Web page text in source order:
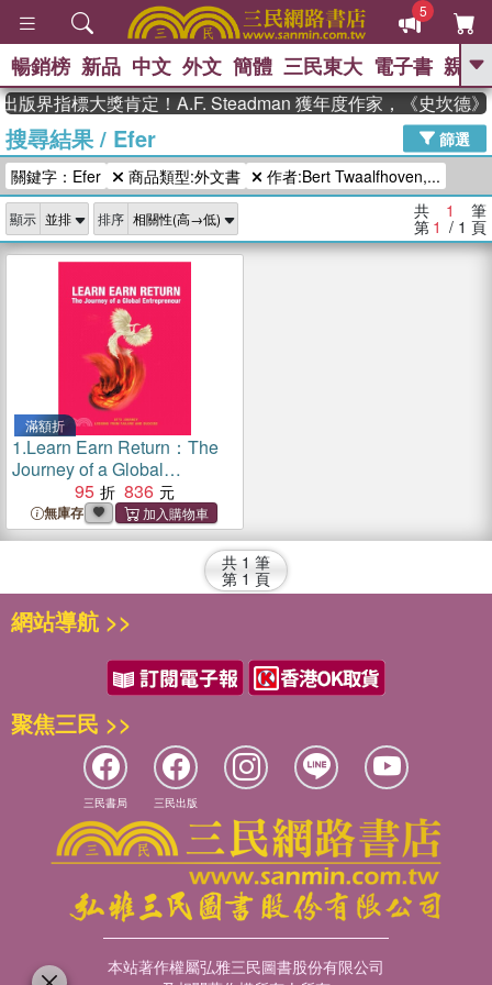
5
GO
高希均教授回憶錄
、 The Odyssey 、 父親節 、 如果歷
史是一群喵 、 暑期推薦 、 國際布克
獎 臺灣漫遊錄 、 方念華 、 台灣的李
登輝時代
數學女孩：黎曼猜想 、
偉大的迷走神經
暢銷榜 新品 中文 外文 簡體 三民東大 電子書 親子
版界指標大獎肯定！A.F. Steadman 獲年度作家，《史坎德
搜尋結果/ Efer
篩選
關鍵字：Efer
商品類型:外文書 作者:Bert Twaalfhoven,...
顯示 排序 共 1 筆
第 1 / 1 頁
滿額折
1.Learn Earn Return：The
Journey of a Global
Entrepreneur
95 836
無庫存
共 1 筆
第 1 頁
網站導航 >>
聚焦三民 >>
三民書局 三民出版
本站著作權屬弘雅三民圖書股份有限公司